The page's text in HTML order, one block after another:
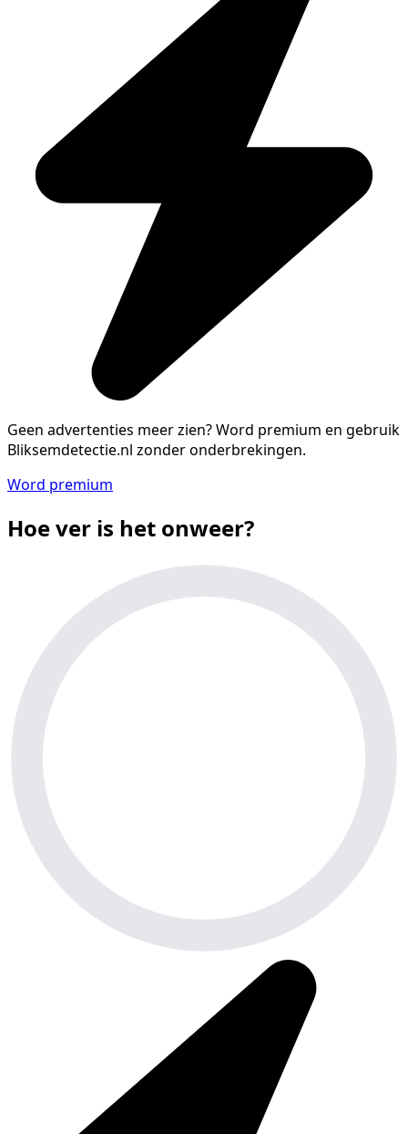
Geen advertenties meer zien?Word premium en gebruik
Bliksemdetectie.nl zonder onderbrekingen.
Word premium
Hoe ver is het onweer?